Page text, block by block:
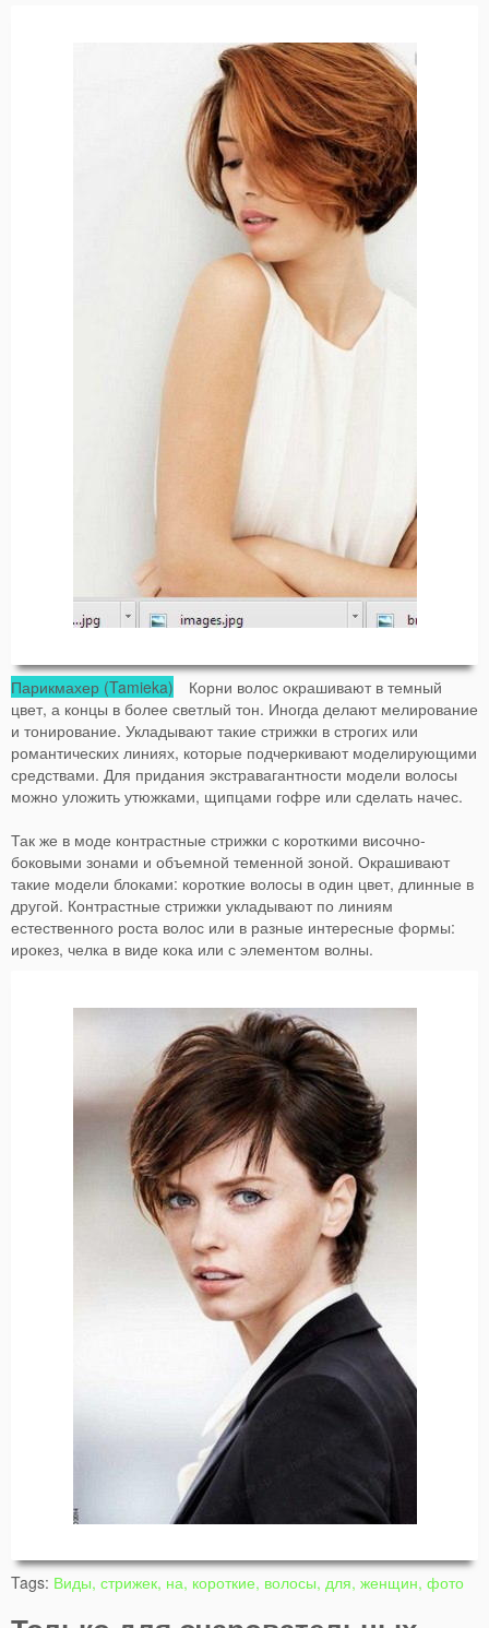
Парикмахер (Tamieka) Корни волос окрашивают в темный
цвет, а концы в более светлый тон. Иногда делают мелирование
и тонирование. Укладывают такие стрижки в строгих или
романтических линиях, которые подчеркивают моделирующими
средствами. Для придания экстравагантности модели волосы
можно уложить утюжками, щипцами гофре или сделать начес.
Так же в моде контрастные стрижки с короткими височно-
боковыми зонами и объемной теменной зоной. Окрашивают
такие модели блоками: короткие волосы в один цвет, длинные в
другой. Контрастные стрижки укладывают по линиям
естественного роста волос или в разные интересные формы:
ирокез, челка в виде кока или с элементом волны.
Tags: Виды, стрижек, на, короткие, волосы, для, женщин, фото